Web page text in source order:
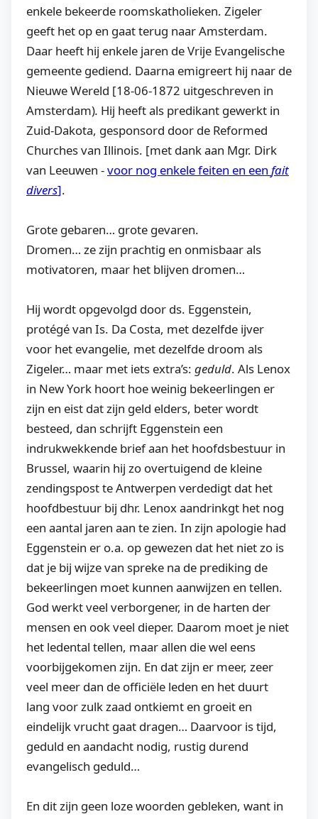
enkele bekeerde roomskatholieken. Zigeler
geeft het op en gaat terug naar Amsterdam.
Daar heeft hij enkele jaren de Vrije Evangelische
gemeente gediend. Daarna emigreert hij naar de
Nieuwe Wereld [18-06-1872 uitgeschreven in
Amsterdam). Hij heeft als predikant gewerkt in
Zuid-Dakota, gesponsord door de Reformed
Churches van Illinois. [met dank aan Mgr. Dirk
van Leeuwen -voor nog enkele feiten en een fait
divers].
Grote gebaren… grote gevaren.
Dromen… ze zijn prachtig en onmisbaar als
motivatoren, maar het blijven dromen…
Hij wordt opgevolgd door ds. Eggenstein,
protégé van Is. Da Costa, met dezelfde ijver
voor het evangelie, met dezelfde droom als
Zigeler… maar met iets extra’s: geduld. Als Lenox
in New York hoort hoe weinig bekeerlingen er
zijn en eist dat zijn geld elders, beter wordt
besteed, dan schrijft Eggenstein een
indrukwekkende brief aan het hoofdsbestuur in
Brussel, waarin hij zo overtuigend de kleine
zendingspost te Antwerpen verdedigt dat het
hoofdbestuur bij dhr. Lenox aandrinkgt het nog
een aantal jaren aan te zien. In zijn apologie had
Eggenstein er o.a. op gewezen dat het niet zo is
dat je bij wijze van spreke na de prediking de
bekeerlingen moet kunnen aanwijzen en tellen.
God werkt veel verborgener, in de harten der
mensen en ook veel dieper. Daarom moet je niet
het ledental tellen, maar allen die wel eens
voorbijgekomen zijn. En dat zijn er meer, zeer
veel meer dan de officiële leden en het duurt
lang voor zulk zaad ontkiemt en groeit en
eindelijk vrucht gaat dragen… Daarvoor is tijd,
geduld en aandacht nodig, rustig durend
evangelisch geduld…
En dit zijn geen loze woorden gebleken, want in